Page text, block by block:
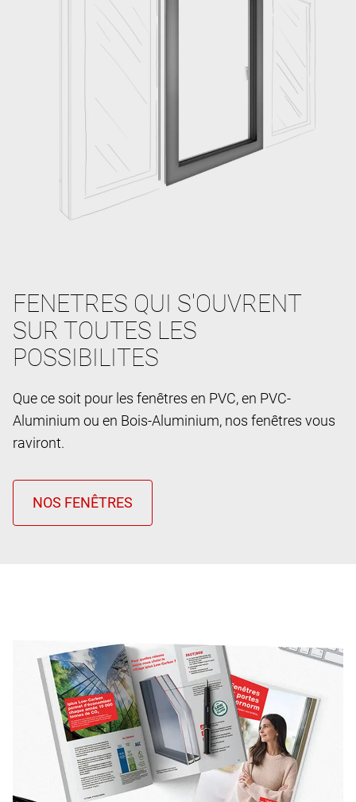
FENETRES QUI S'OUVRENT
SUR TOUTES LES
POSSIBILITES
Que ce soit pour les fenêtres en PVC, en PVC-
Aluminium ou en Bois-Aluminium, nos fenêtres vous
raviront.